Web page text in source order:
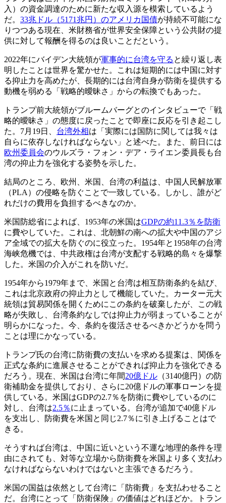
入）の資金調達のために新たな収入源を模索しているよう
だ。 33兆ドル（5171兆円）のアメリカ国債が持続不可能にな
りつつある現在、米財務省が世界安全保障という公共財の提
供に対して報酬を得るのは良いことだという。
2022年にバイデン大統領が軍事的に台湾を守る と繰り返し表
明したことは世界を驚かせた。これは短期的には中国に対す
る抑止力を高めたが、長期的には台湾自身が防衛を提供する
動機を弱める「戦略的曖昧さ」からの転換でもあった。
トランプ前大統領がブルームバーグとのインタビューで「戦
略的曖昧さ」の態度に戻ったことで即座に反応を引き起こし
た。7月19日、 台湾外相は「実際には国防に関しては我々は
自らに依存しなければならない」と述べた。また、前日には
欧州委員会のウルズラ・フォン・デア・ライエン委員長も台
湾の抑止力を強化する姿勢を示した。
結局のところ、欧州、米国、台湾の利益は、中国人民解放軍
（PLA）の侵略を防ぐことで一致している。しかし、誰がど
れだけの費用を負担するべきなのか。
米国防総省によれば、1953年の米国はGDPの約11.3％を防衛
に費やしていた。これは、北朝鮮の南への拡大や中国のアジ
ア全域での拡大を防ぐのに役立った。1954年と1958年の台湾
海峡危機では、中共政権は台湾が支配する戦略的島々を爆撃
した。米国の介入がこれを防いだ。
1954年から1979年まで、米国と台湾は相互防衛条約を結び、
これは北京政府の抑止力として機能していた。カーター元大
統領は貿易関係を開くためにこの条約を破棄したが、この戦
略が失敗し、台湾条約なしでは抑止力が弱まっていることが
明らかになった。今、条約を復活させるべきかどうかを問う
ことは理にかなっている。
トランプ氏の台湾に防衛費の支払いを求める提案は、関係を
正式な条約に進展させることができれば抑止力を強化できる
だろう。現在、米国は台湾に年間20億ドル （3140億円）の防
衛補助金を提供しており、さらに20億ドルの軍事ローンを提
供している。米国はGDPの2.7％を防衛に費やしているのに
対し、台湾は2.5％に止まっている。台湾が追加で40億ドル
を支出し、防衛費を米国と同じ2.7％に引き上げることはで
きる。
そうすれば台湾は、中国に近いという不運な地理的条件を理
由にされても、対等な立場から防衛費を米国より多く支払わ
なければならないわけではないと主張できるだろう。
米国の国益は依然として台湾に「防衛費」を支払わせること
だ。台湾にとって「防衛保険」の価値はどれほどか。トラン